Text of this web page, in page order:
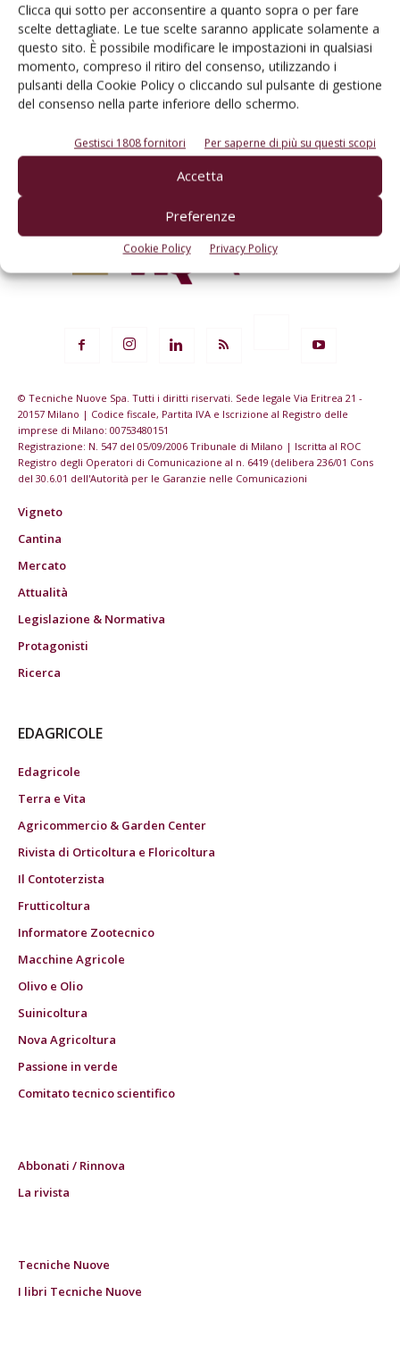
Clicca qui sotto per acconsentire a quanto sopra o per fare
scelte dettagliate. Le tue scelte saranno applicate solamente a
questo sito. È possibile modificare le impostazioni in qualsiasi
momento, compreso il ritiro del consenso, utilizzando i
pulsanti della Cookie Policy o cliccando sul pulsante di gestione
del consenso nella parte inferiore dello schermo.
Gestisci 1808 fornitori Per saperne di più su questi scopi
Accetta
Preferenze
Cookie Policy Privacy Policy
Rimani aggiornato sul mondo
dell’agricoltura
Iscriviti alle nostre newsletter
© Tecniche Nuove Spa. Tutti i diritti riservati. Sede legale Via Eritrea 21 -
20157 Milano | Codice fiscale, Partita IVA e Iscrizione al Registro delle
imprese di Milano: 00753480151
Registrazione: N. 547 del 05/09/2006 Tribunale di Milano | Iscritta al ROC
Registro degli Operatori di Comunicazione al n. 6419 (delibera 236/01 Cons
del 30.6.01 dell'Autorità per le Garanzie nelle Comunicazioni
Vigneto
Cantina
Mercato
Attualità
Legislazione & Normativa
Protagonisti
Ricerca
EDAGRICOLE
Edagricole
Terra e Vita
Agricommercio & Garden Center
Rivista di Orticoltura e Floricoltura
Il Contoterzista
Frutticoltura
Informatore Zootecnico
Macchine Agricole
Olivo e Olio
Suinicoltura
Nova Agricoltura
Passione in verde
Comitato tecnico scientifico
Abbonati / Rinnova
La rivista
Tecniche Nuove
I libri Tecniche Nuove